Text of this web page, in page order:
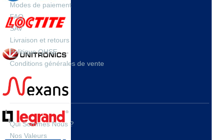
Modes de paiement
FAQ
SAV
Livraison et retours
Politique QHSE
Conditions générales de vente
A PROPOS
Qui Sommes Nous ?
Nos Valeurs